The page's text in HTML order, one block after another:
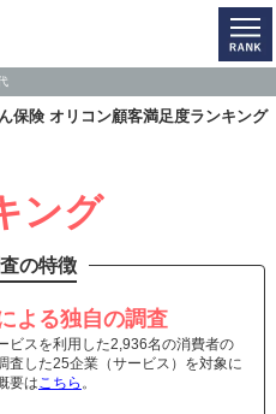
保険 オリコン顧客満足度ランキング
ング
の特徴
よる独自の調査
ビスを利用した2,936名の消費者の
査した25企業（サービス）を対象に
要はこちら 。